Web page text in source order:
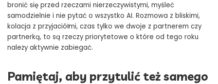
bronić się przed rzeczami nierzeczywistymi, myśleć
samodzielnie i nie pytać o wszystko AI. Rozmowa z bliskimi,
kolacja z przyjaciółmi, czas tylko we dwoje z partnerem czy
partnerką, to są rzeczy priorytetowe o które od tego roku
należy aktywnie zabiegać.
Pamiętaj, aby przytulić też samego